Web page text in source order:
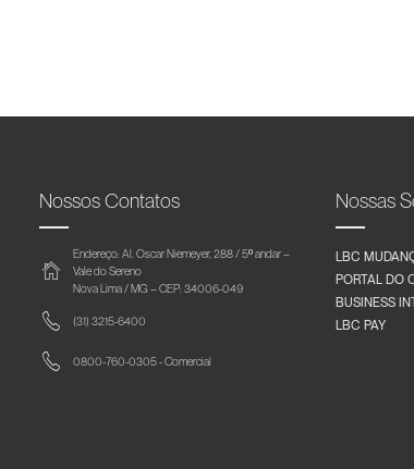
Nossos Contatos
Endereço: Al. Oscar Niemeyer, 288 / 5º andar –
Vale do Sereno
Nova Lima / MG – CEP: 34006-049
(31) 3215-6400
0800-760-0305 - Comercial
Nossas
LBC
PORTAL DO
BUSINESS
LBC PAY